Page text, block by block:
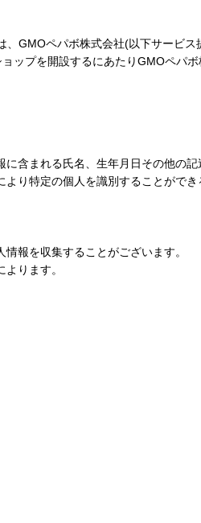
、GMOペパボ株式会社(以下サービス
ップを開設するにあたりGMOペパ
含まれる氏名、生年月日その他の
り特定の個人を識別することができ
報を収集することがございます。
ります。